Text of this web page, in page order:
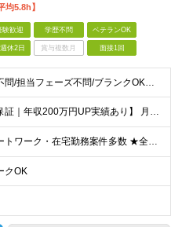
均5.8h】
験歓迎 学歴不問 ベテランOK
休2日 賞与複数月 面接1回
【経験年数不問/担当フェーズ不問/ブランクOK】 ◆何らかのインフラ経験がある方（（3ヶ月以上でOK！） ◎業種未経験歓迎！ ◎学歴不問 ◎20代～50代まで幅広く活躍中！ ◎人柄重視の採用です♪
【前職給与保証｜年収200万円UP実績あり】 月給35万円～103万円 ＜年収アップ事例＞ エンジニア：入社1年目 経験3年 月給46万円（諸手当含めず）※前職から月給16万円アップ エンジニア
★フルリモートワーク・在宅勤務案件多数 ★全国各地にプロジェクトあり ★希望を考慮・転居を伴う転勤は無し・在宅ワークOK ★東京・大阪に加えて、2023年1月に札幌・名古屋・福岡OPEN！ 【本社
クOK